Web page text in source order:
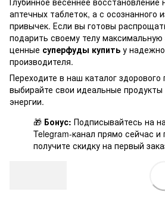
аптечных таблеток, а с осознанного
привычек. Если вы готовы
подарить своему телу
ценные суперфуды купить у
производителя.
Переходите в наш каталог здорового
выбирайте свои идеальные
энергии.
🎁 Бонус: Подписывайтесь на
Telegram-канал прямо сейчас и
получите скидку на первый